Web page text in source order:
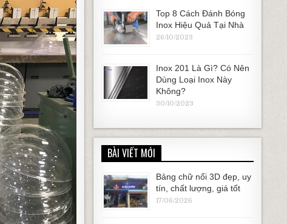
Top 8 Cách Đánh Bóng
Inox Hiệu Quả Tại Nhà
26/10/2023
Inox 201 Là Gì? Có Nên
Dùng Loại Inox Này
Không?
30/10/2023
BÀI VIẾT MỚI
Bảng chữ nổi 3D đẹp, uy
tín, chất lượng, giá tốt
17/06/2026